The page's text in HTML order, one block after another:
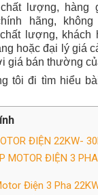
lượng, hàng
hãng,
lượng, khách
hoặc đại lý giá
giá bán thường
tôi đi tìm hiểu
ĐIỆN 22KW-
MOTOR ĐIỆN 3
Điện 3 Pha